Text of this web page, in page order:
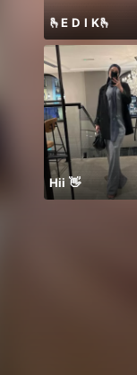
🫰E D I K🫰
Hii 👋